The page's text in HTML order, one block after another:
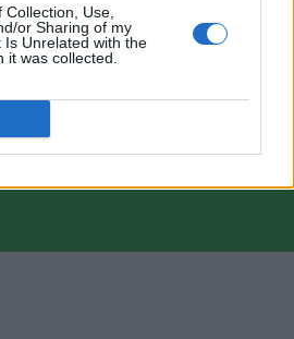
Use,
or Sharing of my
Is Unrelated with the
it was collected.
in questo portale è di nostra proprietà.
su "Calciomercato Magazine" sono in parte
alla nostra attenzione attraverso regolari
testi allegati ed autorizzati alla pubblicazione, e
i soggetti o gli autori avessero qualcosa in
che da segnalarlo alla redazione (indirizzo
testata giornalistica, ma un sito di informazione di